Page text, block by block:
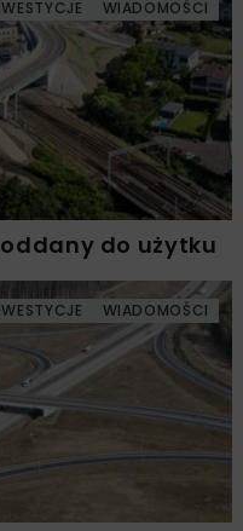
WIADOMOŚCI
do użytku
WIADOMOŚCI